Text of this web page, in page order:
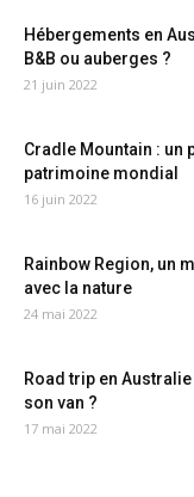
Hébergements en
B&B ou auberges ?
21 juin 2022
Cradle Mountain : un
patrimoine mondial
16 juin 2022
Rainbow Region, un
avec la nature
24 mai 2022
Road trip en
son van ?
17 mai 2022